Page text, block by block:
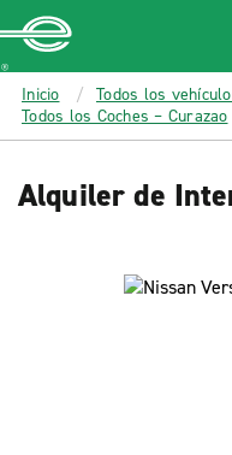
MAIN
CONTENT
Enterprise
Inicio
Todos los
Todos los Coches – Curazao
Alquiler de